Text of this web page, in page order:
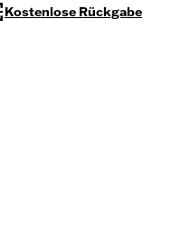
Kostenlose Rückgabe